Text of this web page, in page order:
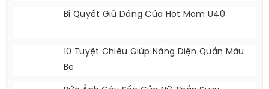
Bí Quyết Giữ Dáng Của Hot Mom U40
10 Tuyệt Chiêu Giúp Nàng Diện Quần Màu
Be